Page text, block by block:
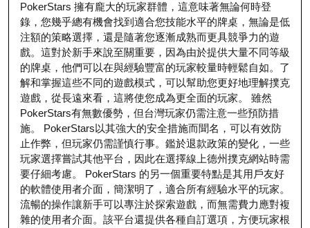
PokerStars 擁有龐大的玩家群體，這意味著無論何時登
錄，您幾乎總有機會找到適合您技能水平的牌桌，無論是低
注額的策略選擇，還是隨著您逐漸成熟而更具競爭力的遊
戲。這對於新手來說至關重要，因為由於提供大量不同等級
的牌桌，他們可以在與經驗豐富的玩家較量時輕鬆自如。了
解和掌握這些不同的遊戲模式，可以幫助您更好地理解撲克
遊戲，從長遠來看，這將使您成為更全面的玩家。 雖然
PokerStars有無數優勢，但台灣玩家仍需注意一些預防措
施。 PokerStars以其強大的安全措施而聞名，可以有效防
止作弊，但玩家仍需謹慎行事。鑑於退款政策的變化，一些
玩家選擇嘗試其他平台，因此在選擇線上德州撲克網站時需
要仔細考慮。 PokerStars 的另一個重要特點是其用戶友好
的軟體使用者介面，簡潔明了，適合所有經驗水平的玩家。
流暢的操作讓新手可以專注於探索遊戲，而無需費力應對複
雜的使用者介面。該平台還提供各種自訂選項，方便玩家根